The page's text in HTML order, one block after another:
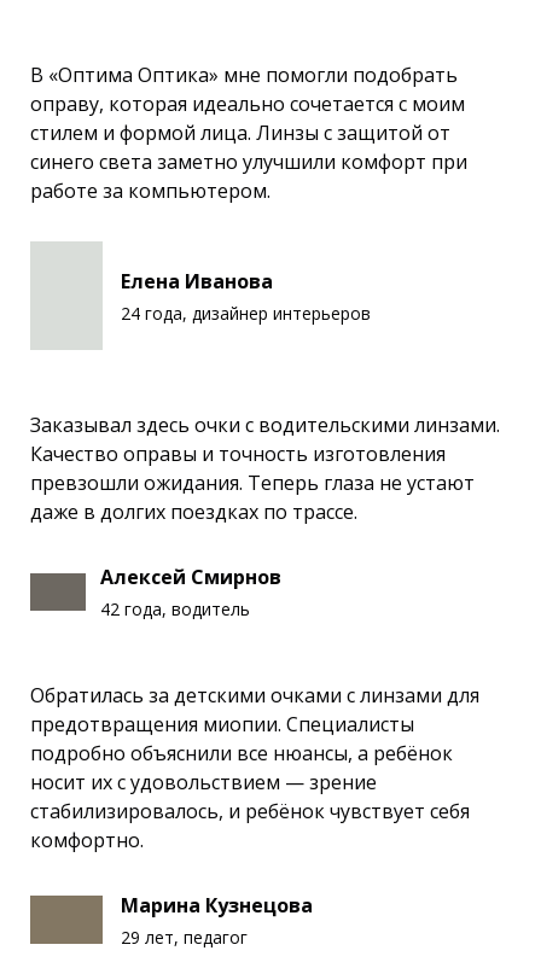
В «Оптима Оптика» мне помогли подобрать
оправу, которая идеально сочетается с моим
стилем и формой лица. Линзы с защитой от
синего света заметно улучшили комфорт при
работе за компьютером.
Елена Иванова
24 года, дизайнер интерьеров
Заказывал здесь очки с водительскими линзами.
Качество оправы и точность изготовления
превзошли ожидания. Теперь глаза не устают
даже в долгих поездках по трассе.
Алексей Смирнов
42 года, водитель
Обратилась за детскими очками с линзами для
предотвращения миопии. Специалисты
подробно объяснили все нюансы, а ребёнок
носит их с удовольствием — зрение
стабилизировалось, и ребёнок чувствует себя
комфортно.
Марина Кузнецова
29 лет, педагог